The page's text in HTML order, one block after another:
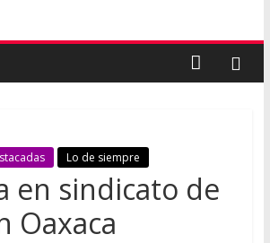
consumo que viene de EU
Oaxaca con rehabilitación de carretera
Lo de siempre
en sindicato de
Oaxaca